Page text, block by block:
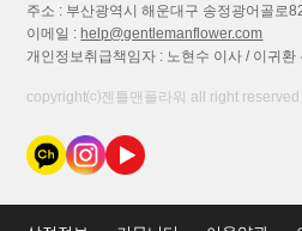
주소 : 부산광역시 해운대구 송정광어골로
이메일 :help@gentlemanflower.com
개인정보취급책임자 : 노현수 이사 / 이귀환
copyright⒞젠틀맨플라워 all right reserved